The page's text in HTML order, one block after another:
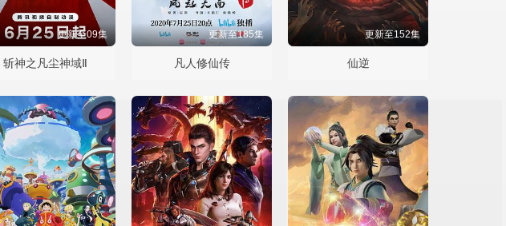
更新至09集
斩神之凡尘神域Ⅱ
更新至185集
凡人修仙传
更新至152集
仙逆